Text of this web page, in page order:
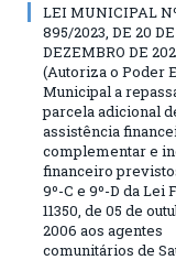
LEI MUNICIPAL
895/2023, DE 20 DE
DEZEMBRO DE
(Autoriza o Poder
Municipal a
parcela adicional
assistência
complementar e
financeiro
9º-C e 9º-D da Lei
11350, de 05 de
2006 aos agentes
comunitários de